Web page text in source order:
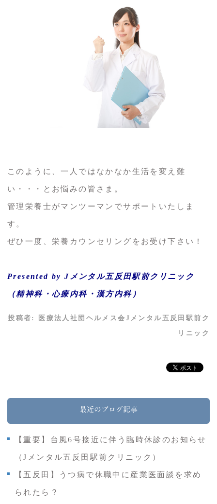
このように、一人ではなかなか生活を変え難
い・・・とお悩みの皆さま。
管理栄養士がマンツーマンでサポートいたしま
す。
ぜひ一度、栄養カウンセリングをお受け下さい！
Presented by Jメンタル五反田駅前クリニック
（精神科・心療内科・漢方内科）
投稿者: 医療法人社団ヘルメス会Jメンタル五反田駅前ク
リニック
最近のブログ記事
【重要】台風6号接近に伴う臨時休診のお知らせ
（Jメンタル五反田駅前クリニック）
【五反田】うつ病で休職中に産業医面談を求め
られたら？